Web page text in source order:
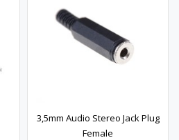
3,5mm Audio Stereo Jack Plug
Female